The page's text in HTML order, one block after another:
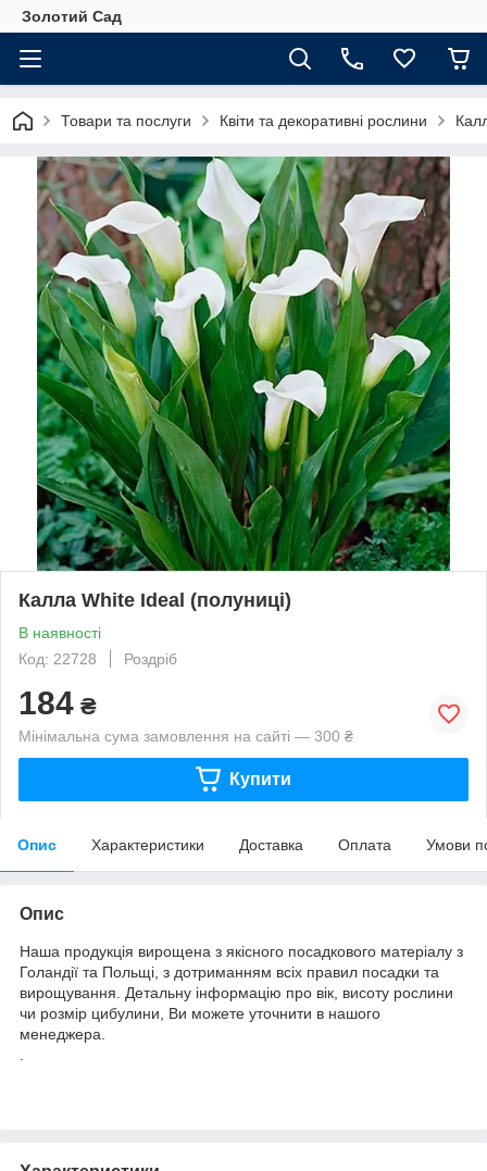
Золотий Сад
Товари та послуги Квіти та декоративні рослини
Калла White Ideal (полуниці)
В наявності
Код: 22728
Роздріб
184 ₴
Мінімальна сума замовлення на сайті — 300 ₴
Купити
Опис Характеристики Доставка Оплата Умови
Опис
Наша продукція вирощена з якісного посадкового матеріалу з
Голандії та Польщі, з дотриманням всіх правил посадки та
вирощування. Детальну інформацію про вік, висоту рослини
чи розмір цибулини, Ви можете уточнити в нашого
менеджера.